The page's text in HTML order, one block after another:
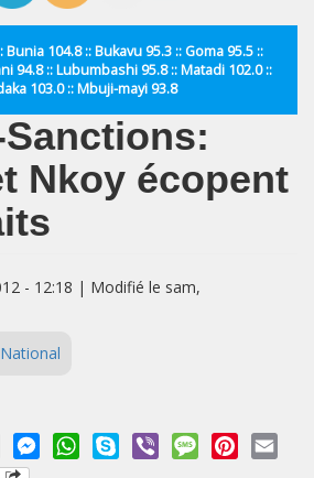
Bunia 104.8 :: Bukavu 95.3 :: Goma 95.5 ::
94.8 :: Lubumbashi 95.8 :: Matadi 102.0 ::
103.0 :: Mbuji-mayi 93.8
Nkoy écopent
- 12:18 | Modifié le sam,
National
WordPressMessengerWhatsApp
Skype Viber MessagePinterest